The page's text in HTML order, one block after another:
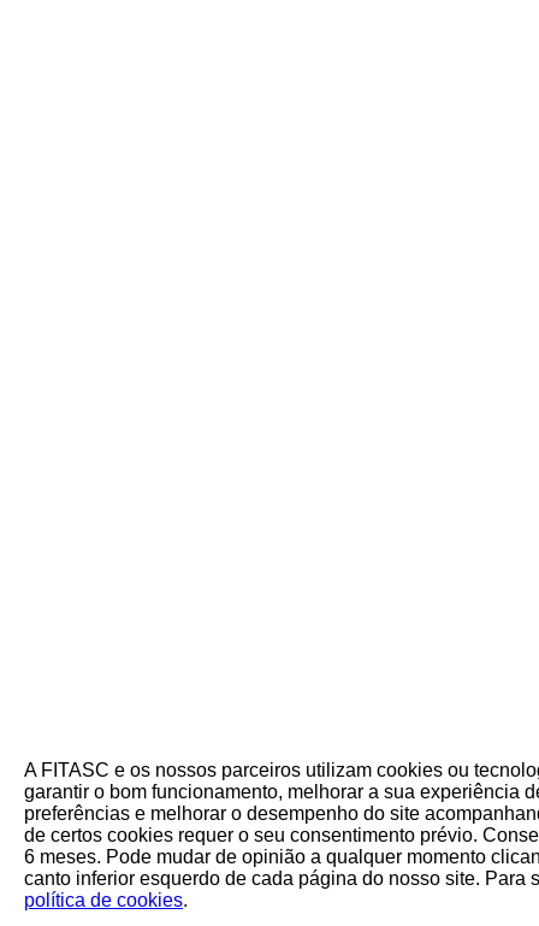
A FITASC e os nossos parceiros utilizam cookies ou
garantir o bom funcionamento, melhorar a sua experiência
preferências e melhorar o desempenho do site
de certos cookies requer o seu consentimento prévio.
6 meses. Pode mudar de opinião a qualquer momento
canto inferior esquerdo de cada página do nosso site. Para
política de cookies.